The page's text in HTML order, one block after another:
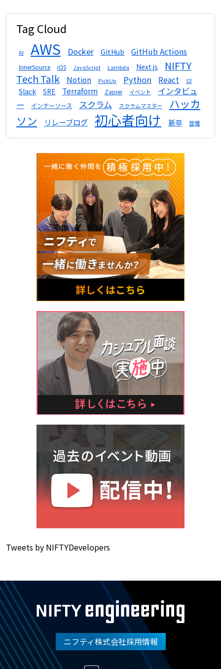
Tag Cloud
AI AWS Docker GitHub GitHub Actions
InnerSource iOS JavaScript Lambda Next.js
NIFTY
Tech Talk
Notion PickUp Python React S3
Slack SRE Terraform Zapier イベント
インタビュ
ー
インナーソース スクラム スクラムマスター
ハッカ
ソン
リレーブログ 初心者向け 新卒 登壇
Tweets by NIFTYDevelopers
ニフティ株式会社採用情報